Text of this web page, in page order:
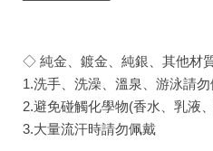
◇ 純金、鍍金、純銀、其他材
1.洗手、洗澡、溫泉、游泳請
2.避免碰觸化學物(香水、乳液
3.大量流汗時請勿佩戴